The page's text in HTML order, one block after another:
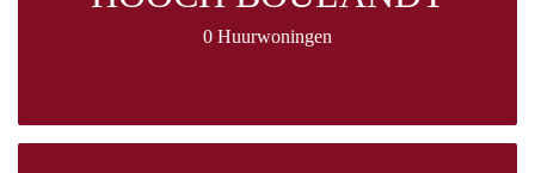
0 Huurwoningen